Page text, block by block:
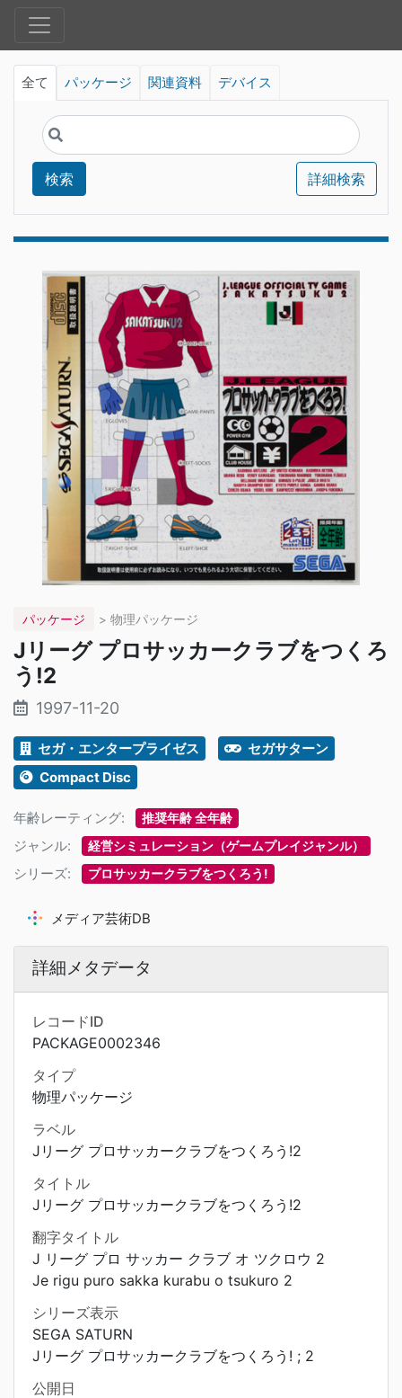
全て パッケージ 関連資料 デバイス
検索 詳細検索
パッケージ > 物理パッケージ
Jリーグ プロサッカークラブをつくろ
う!2
1997-11-20
セガ・エンタープライゼス
セガサターン
Compact Disc
年齢レーティング: 推奨年齢 全年齢
ジャンル: 経営シミュレーション（ゲームプレイジャンル）
シリーズ: プロサッカークラブをつくろう!
メディア芸術DB
詳細メタデータ
レコードID
PACKAGE0002346
タイプ
物理パッケージ
ラベル
Jリーグ プロサッカークラブをつくろう!2
タイトル
Jリーグ プロサッカークラブをつくろう!2
翻字タイトル
J リーグ プロ サッカー クラブ オ ツクロウ 2
Je rigu puro sakka kurabu o tsukuro 2
シリーズ表示
SEGA SATURN
Jリーグ プロサッカークラブをつくろう! ; 2
公開日